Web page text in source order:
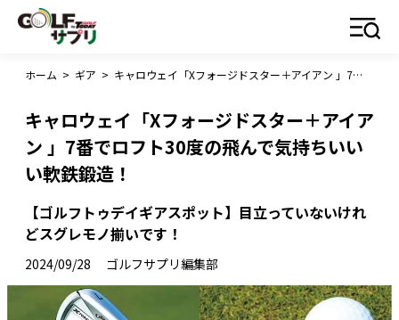
ホーム > ギア > キャロウェイ「Xフォージドスター＋アイアン 」7番でロフト30度の飛んで気持ちいいい軟鉄鍛造！
キャロウェイ「Xフォージドスター＋アイア
ン 」7番でロフト30度の飛んで気持ちいい
い軟鉄鍛造！
【ゴルフトゥデイギアスポット】目立っていないけれ
どスグレモノ揃いです！
2024/09/28 ゴルフサプリ編集部